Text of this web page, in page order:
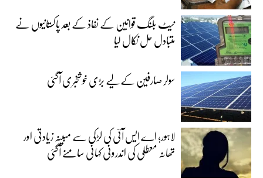
نیٹ بلنگ قوانین کے نفاذ کے بعد پاکستانیوں نے
متبادل حل نکال لیا
سولر صارفین کے لیے بڑی خوشخبری آگئی
لاہور؛ اے ایس آئی کی لڑکی سے مبینہ زیادتی اور
تھانہ معطلی کی اندرونی کہانی سامنے آگئی